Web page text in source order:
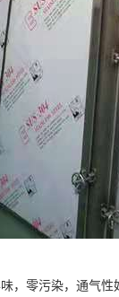
，零污染，通气